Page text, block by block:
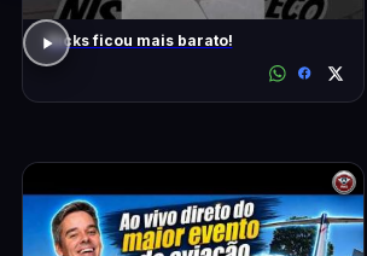
Kicks ficou mais barato!